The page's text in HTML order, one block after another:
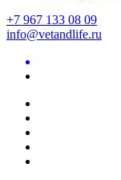
+7 967 133 08 09
info@vetandlife.ru